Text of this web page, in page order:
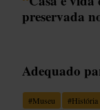
preservada
Adequado
#Museu #História